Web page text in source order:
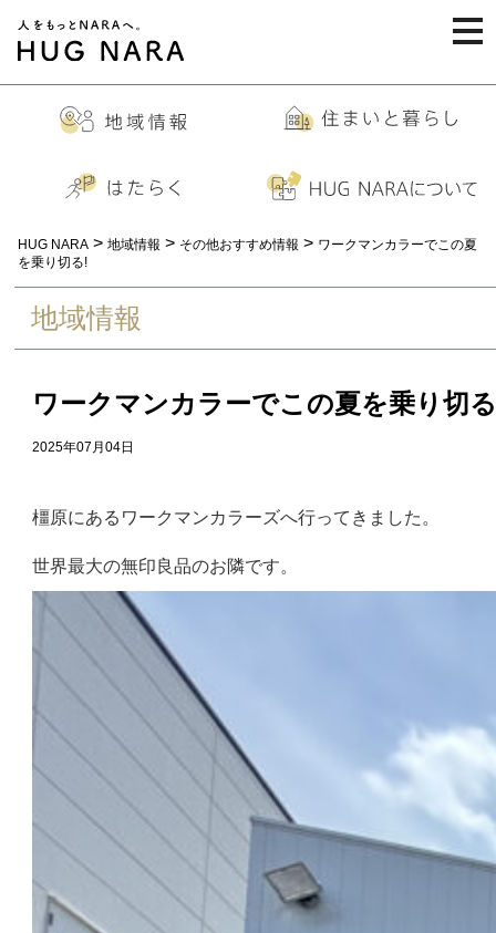
HUG NARA > 地域情報 > その他おすすめ情報 > ワークマンカラーでこの夏
を乗り切る!
地域情報
ワークマンカラーでこの夏を乗り切
2025年07月04日
橿原にあるワークマンカラーズへ行ってきました。
世界最大の無印良品のお隣です。